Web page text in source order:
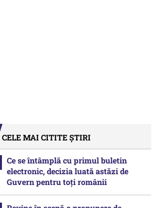
CELE MAI CITITE ȘTIRI
Ce se întâmplă cu primul buletin
electronic, decizia luată astăzi de
Guvern pentru toți românii